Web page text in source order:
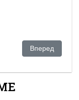
один МИД трех
Следующий:
Вперед